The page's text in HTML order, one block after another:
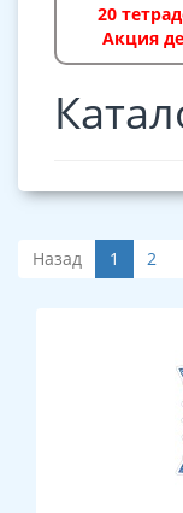
20
Акция
Назад 1 2